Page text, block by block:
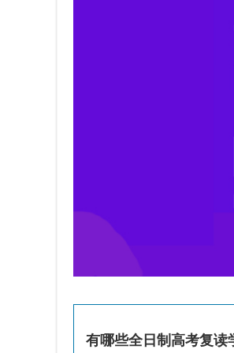
有哪些全日制高考复读